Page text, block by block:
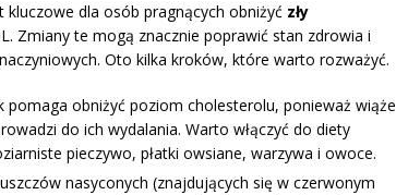
dla osób pragnących obniżyć zły
Zmiany te mogą znacznie poprawić stan zdrowia i
Oto kilka kroków, które warto rozważyć.
pomaga obniżyć poziom cholesterolu, ponieważ wiąże
do ich wydalania. Warto włączyć do diety
pieczywo, płatki owsiane, warzywa i owoce.
nasyconych (znajdujących się w czerwonym